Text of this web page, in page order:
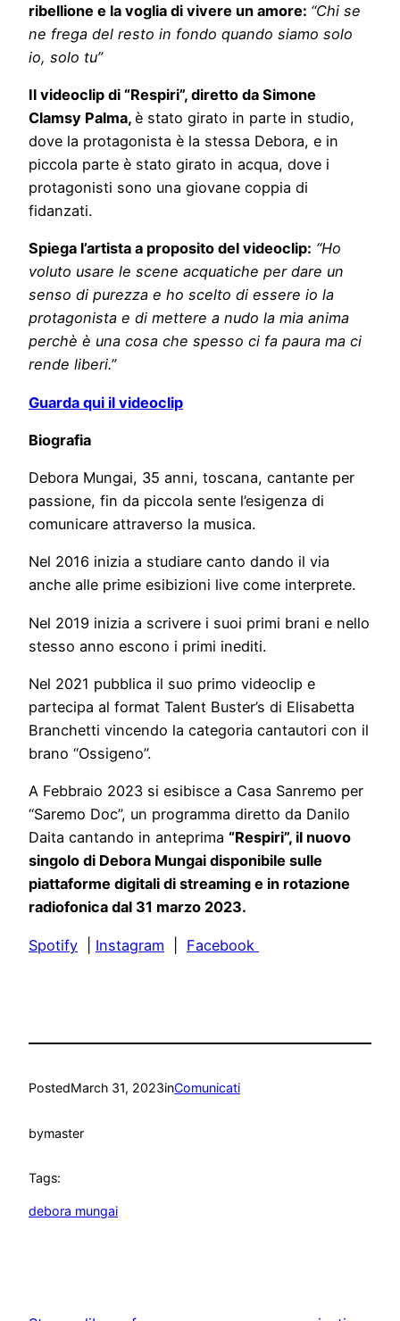
ribellione e la voglia di vivere un amore: “Chi se
ne frega del resto in fondo quando siamo solo
io, solo tu”
Il videoclip di “Respiri”, diretto da Simone
Clamsy Palma, è stato girato in parte in studio,
dove la protagonista è la stessa Debora, e in
piccola parte è stato girato in acqua, dove i
protagonisti sono una giovane coppia di
fidanzati.
Spiega l’artista a proposito del videoclip: “Ho
voluto usare le scene acquatiche per dare un
senso di purezza e ho scelto di essere io la
protagonista e di mettere a nudo la mia anima
perchè è una cosa che spesso ci fa paura ma ci
rende liberi.”
Guarda qui il videoclip
Biografia
Debora Mungai, 35 anni, toscana, cantante per
passione, fin da piccola sente l’esigenza di
comunicare attraverso la musica.
Nel 2016 inizia a studiare canto dando il via
anche alle prime esibizioni live come interprete.
Nel 2019 inizia a scrivere i suoi primi brani e nello
stesso anno escono i primi inediti.
Nel 2021 pubblica il suo primo videoclip e
partecipa al format Talent Buster’s di Elisabetta
Branchetti vincendo la categoria cantautori con il
brano “Ossigeno”.
A Febbraio 2023 si esibisce a Casa Sanremo per
“Saremo Doc”, un programma diretto da Danilo
Daita cantando in anteprima “Respiri”, il nuovo
singolo di Debora Mungai disponibile sulle
piattaforme digitali di streaming e in rotazione
radiofonica dal 31 marzo 2023.
Spotify Instagram Facebook
PostedMarch 31, 2023inComunicati
bymaster
Tags:
debora mungai